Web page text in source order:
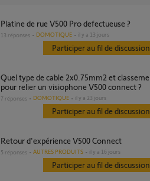
platine de rue V500 Pro defectueuse ?
13 réponses DOMOTIQUE il y a 13 jours
Participer au fil de discussion
Quel type de cable 2x0.75mm2 et classement
pour relier un visiophone V500 connect ?
7 réponses DOMOTIQUE il y a 23 jours
Participer au fil de discussion
Retour d'expérience V500 Connect
5 réponses AUTRES PRODUITS il y a 16 jours
Participer au fil de discussion